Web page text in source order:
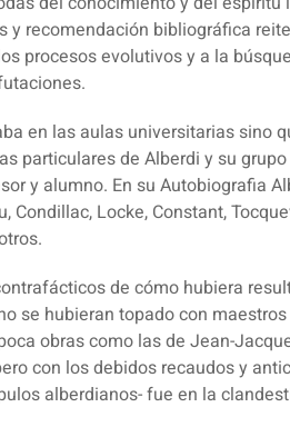
y recomendación bibliográfica
procesos evolutivos y a la
en las aulas universitarias sino
particulares de Alberdi y su
y alumno. En su Autobiografia
Condillac, Locke, Constant,
de cómo hubiera
se hubieran topado con
obras como las de Jean-
con los debidos recaudos y
alberdianos- fue en la